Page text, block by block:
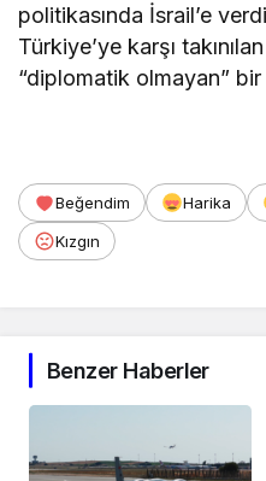
politikasında İsrail’e
Türkiye’ye karşı
“diplomatik olmayan”
Beğendim Harika
Kızgın
Benzer Haberler